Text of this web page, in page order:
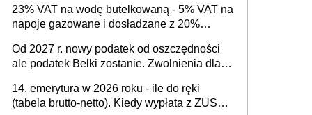
sprzed 1999 roku). Jak odebrać
zaświadczenie z ZUS?
23% VAT na wodę butelkowaną - 5% VAT na
napoje gazowane i dosładzane z 20%
podatkowy dyskryminuje wodę a nie
niezdrowe napoje?
Od 2027 r. nowy podatek od oszczędności
ale podatek Belki zostanie. Zwolnienia dla
tys. zł - w zależności od rodzaju aktywów
(lokaty, obligacje, czy akcje, fundusze
14. emerytura w 2026 roku - ile do ręki
(tabela brutto-netto). Kiedy wypłata z ZUS?